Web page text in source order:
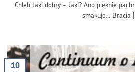
Chleb taki dobry - Jaki? Ano pięknie
smakuje... Bracia
10